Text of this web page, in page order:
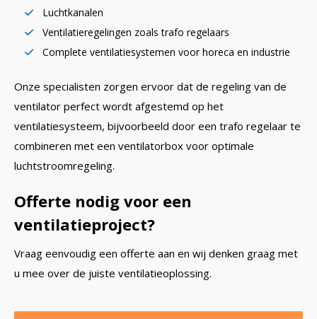
Luchtkanalen
Ventilatieregelingen zoals trafo regelaars
Complete ventilatiesystemen voor horeca en industrie
Onze specialisten zorgen ervoor dat de regeling van de
ventilator perfect wordt afgestemd op het
ventilatiesysteem, bijvoorbeeld door een trafo regelaar te
combineren met een ventilatorbox voor optimale
luchtstroomregeling.
Offerte nodig voor een
ventilatieproject?
Vraag eenvoudig een offerte aan en wij denken graag met
u mee over de juiste ventilatieoplossing.